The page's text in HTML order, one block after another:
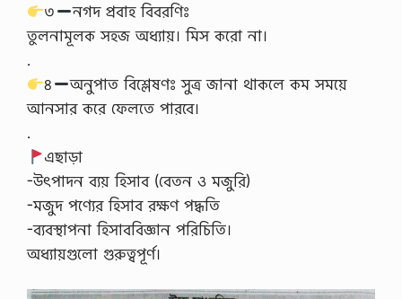
৩
নগদ প্রবাহ বিবরণিঃ
তুলনামূলক সহজ অধ্যায়। মিস করো না।
.
৪
অনুপাত বিশ্লেষণঃ সুত্র জানা থাকলে কম সময়ে
আনসার করে ফেলতে পারবে।
.
এছাড়া
-উৎপাদন ব্যয় হিসাব (বেতন ও মজুরি)
-মজুদ পণ্যের হিসাব রক্ষণ পদ্ধতি
-ব্যবস্থাপনা হিসাববিজ্ঞান পরিচিতি।
অধ্যায়গুলো গুরুত্বপূর্ণ।